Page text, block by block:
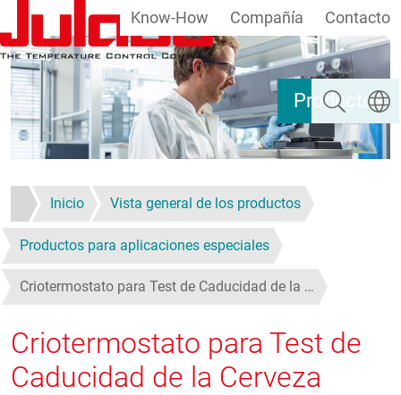
Pasar al contenido principal
Productos
Know-How Compañía Contacto
Buscar
Inicio Vista general de los productos
Productos para aplicaciones especiales
Criotermostato para Test de Caducidad de la …
Criotermostato para Test de
Caducidad de la Cerveza